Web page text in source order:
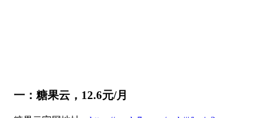
一：糖果云，12.6元/月